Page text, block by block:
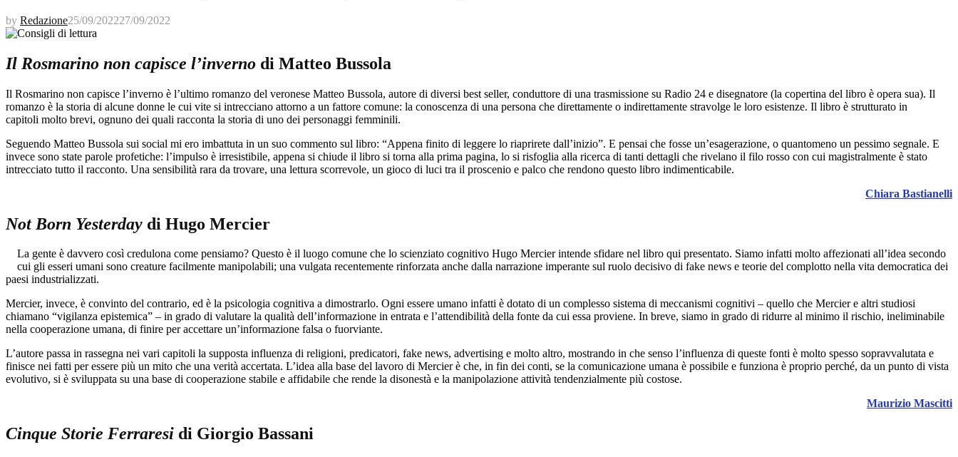
by Redazione25/09/202227/09/2022
Il Rosmarino non capisce l’inverno di Matteo Bussola
Il Rosmarino non capisce l’inverno è l’ultimo romanzo del veronese Matteo Bussola, autore di diversi best seller, conduttore di una trasmissione su Radio 24 e disegnatore (la copertina del libro è opera sua). Il
romanzo è la storia di alcune donne le cui vite si intrecciano attorno a un fattore comune: la conoscenza di una persona che direttamente o indirettamente stravolge le loro esistenze. Il libro è strutturato in
capitoli molto brevi, ognuno dei quali racconta la storia di uno dei personaggi femminili.
Seguendo Matteo Bussola sui social mi ero imbattuta in un suo commento sul libro: “Appena finito di leggere lo riaprirete dall’inizio”. E pensai che fosse un’esagerazione, o quantomeno un pessimo segnale. E
invece sono state parole profetiche: l’impulso è irresistibile, appena si chiude il libro si torna alla prima pagina, lo si risfoglia alla ricerca di tanti dettagli che rivelano il filo rosso con cui magistralmente è stato
intrecciato tutto il racconto. Una sensibilità rara da trovare, una lettura scorrevole, un gioco di luci tra il proscenio e palco che rendono questo libro indimenticabile.
Chiara Bastianelli
Not Born Yesterday di Hugo Mercier
La gente è davvero così credulona come pensiamo? Questo è il luogo comune che lo scienziato cognitivo Hugo Mercier intende sfidare nel libro qui presentato. Siamo infatti molto affezionati all’idea secondo
cui gli esseri umani sono creature facilmente manipolabili; una vulgata recentemente rinforzata anche dalla narrazione imperante sul ruolo decisivo di fake news e teorie del complotto nella vita democratica dei
paesi industrializzati.
Mercier, invece, è convinto del contrario, ed è la psicologia cognitiva a dimostrarlo. Ogni essere umano infatti è dotato di un complesso sistema di meccanismi cognitivi – quello che Mercier e altri studiosi
chiamano “vigilanza epistemica” – in grado di valutare la qualità dell’informazione in entrata e l’attendibilità della fonte da cui essa proviene. In breve, siamo in grado di ridurre al minimo il rischio, ineliminabile
nella cooperazione umana, di finire per accettare un’informazione falsa o fuorviante.
L’autore passa in rassegna nei vari capitoli la supposta influenza di religioni, predicatori, fake news, advertising e molto altro, mostrando in che senso l’influenza di queste fonti è molto spesso sopravvalutata e
finisce nei fatti per essere più un mito che una verità accertata. L’idea alla base del lavoro di Mercier è che, in fin dei conti, se la comunicazione umana è possibile e funziona è proprio perché, da un punto di vista
evolutivo, si è sviluppata su una base di cooperazione stabile e affidabile che rende la disonestà e la manipolazione attività tendenzialmente più costose.
Maurizio Mascitti
Cinque Storie Ferraresi di Giorgio Bassani